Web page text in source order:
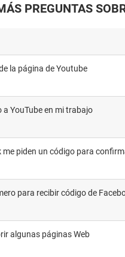
PREGUNTAS
de la página de Youtube
a YouTube en mi trabajo
me piden un código para
para recibir código de
algunas páginas Web